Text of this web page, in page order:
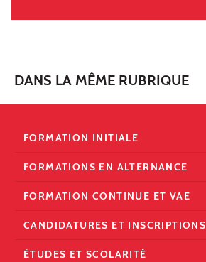
DANS LA MÊME RUBRIQUE
FORMATION INITIALE
FORMATIONS EN ALTERNANCE
FORMATION CONTINUE ET VAE
CANDIDATURES ET INSCRIPTIONS
ÉTUDES ET SCOLARITÉ